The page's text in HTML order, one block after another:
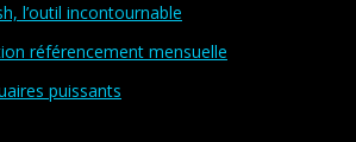
l’outil incontournable
référencement mensuelle
puissants